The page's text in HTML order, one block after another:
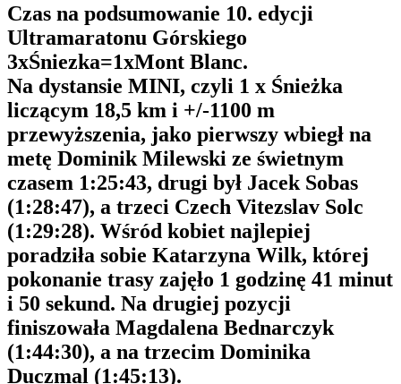
Czas na podsumowanie 10. edycji
Ultramaratonu Górskiego
3xŚniezka=1xMont Blanc.
Na dystansie MINI, czyli 1 x Śnieżka
liczącym 18,5 km i +/-1100 m
przewyższenia, jako pierwszy wbiegł na
metę Dominik Milewski ze świetnym
czasem 1:25:43, drugi był Jacek Sobas
(1:28:47), a trzeci Czech Vitezslav Solc
(1:29:28). Wśród kobiet najlepiej
poradziła sobie Katarzyna Wilk, której
pokonanie trasy zajęło 1 godzinę 41 minut
i 50 sekund. Na drugiej pozycji
finiszowała Magdalena Bednarczyk
(1:44:30), a na trzecim Dominika
Duczmal (1:45:13).